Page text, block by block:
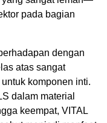
pada bagian
dengan
atas sangat
komponen inti.
dalam material
keempat, VITAL